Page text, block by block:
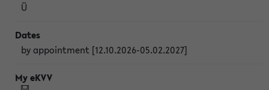
Ü
by appointment [12.10.2026-05.02.2027]